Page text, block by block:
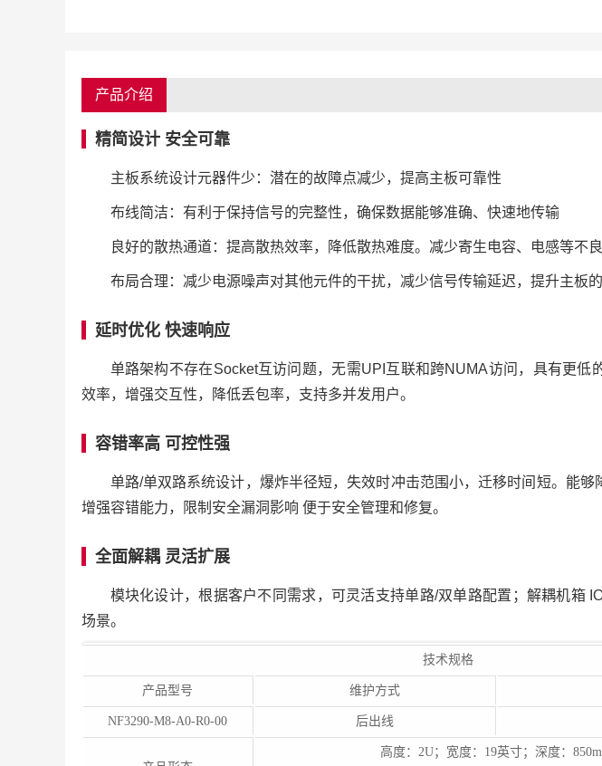
产品介绍
精简设计 安全可靠
主板系统设计元器件少：潜在的故障点减少，提高主板可靠性
布线简洁：有利于保持信号的完整性，确保数据能够准确、快速地传输
良好的散热通道：提高散热效率，降低散热难度。减少寄生电容、电感等不
布局合理：减少电源噪声对其他元件的干扰，减少信号传输延迟，提升主板
延时优化 快速响应
单路架构不存在Socket互访问题，无需UPI互联和跨NUMA访问，具有更低
效率，增强交互性，降低丢包率，支持多并发用户。
容错率高 可控性强
单路/单双路系统设计，爆炸半径短，失效时冲击范围小，迁移时间短。能够
增强容错能力，限制安全漏洞影响 便于安全管理和修复。
全面解耦 灵活扩展
模块化设计，根据客户不同需求，可灵活支持单路/双单路配置；解耦机箱
场景。
技术规格
产品型号 维护方式
NF3290-M8-A0-R0-00 后出线
高度：2U；宽度：19英寸；深度：